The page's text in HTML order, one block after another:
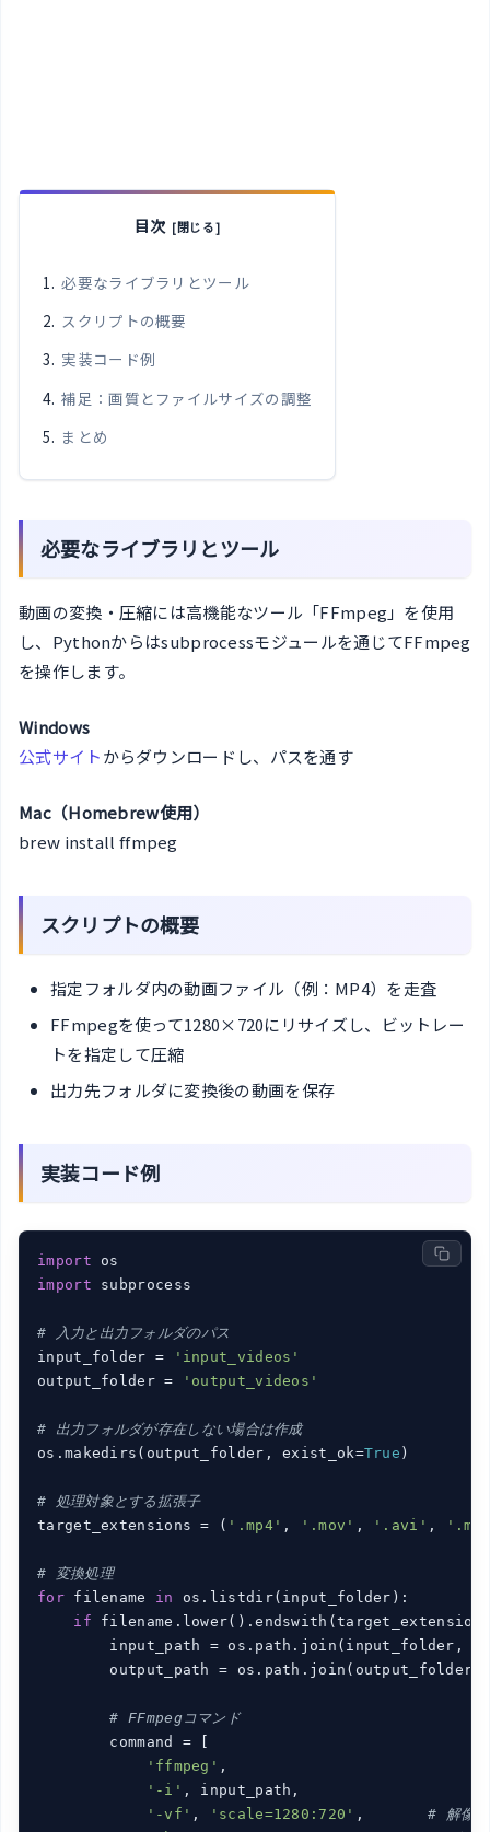
目次
必要なライブラリとツール
スクリプトの概要
実装コード例
補足：画質とファイルサイズの調整
まとめ
必要なライブラリとツール
動画の変換・圧縮には高機能なツール「FFmpeg」を使用
し、Pythonからはsubprocessモジュールを通じてFFmpeg
を操作します。
Windows
公式サイトからダウンロードし、パスを通す
Mac（Homebrew使用）
brew install ffmpeg
スクリプトの概要
指定フォルダ内の動画ファイル（例：MP4）を走査
FFmpegを使って1280×720にリサイズし、ビットレー
トを指定して圧縮
出力先フォルダに変換後の動画を保存
実装コード例
import
import subprocess
# 入力と出力フォルダのパス
input_folder =
'input_videos'
output_folder =
'output_videos'
# 出力フォルダが存在しない場合は作成
os.makedirs(output_folder, exist_ok=True )
# 処理対象とする拡張子
target_extensions = ( '.mp4' , '.mov' , '.avi' ,
# 変換処理
for filename in
os.listdir(input_folder):
if
input_path = os.path.join(input_folder,
output_path = os.path.join(output_folder,
# FFmpegコマンド
        command = [
'ffmpeg' ,
'-i' , input_path,
'-vf' , 'scale=1280:720' , # 解像